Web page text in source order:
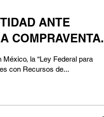
ANTE
COMPRAVENTA.
la “Ley Federal para
con Recursos de...